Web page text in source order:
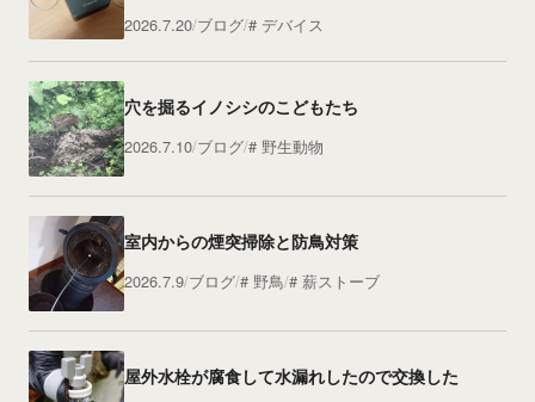
2026.7.20 ブログ デバイス
穴を掘るイノシシのこどもたち
2026.7.10 ブログ 野生動物
室内からの煙突掃除と防鳥対策
2026.7.9 ブログ 野鳥 薪ストーブ
屋外水栓が腐食して水漏れしたので交換した